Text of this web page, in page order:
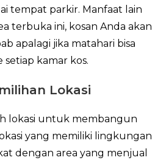
tempat parkir. Manfaat lain
terbuka ini, kosan Anda akan
apalagi jika matahari bisa
setiap kamar kos.
Lokasi
lokasi untuk membangun
yang memiliki lingkungan
dengan area yang menjual